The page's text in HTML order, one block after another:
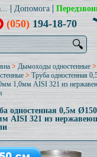
Допомога
(050)194-18-70
🔍
> Дымоходы одностенные
>Труба одностенная
1,0мм AISI 321 из
одностенная 0,5м
AISI 321 из